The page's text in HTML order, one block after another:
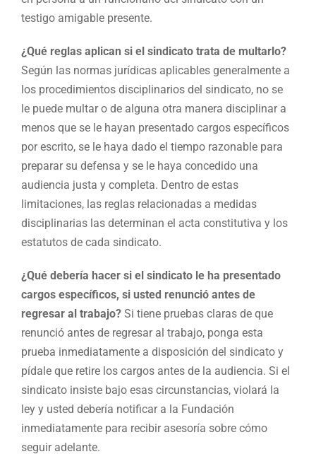
testigo amigable presente.
¿Qué reglas aplican si el sindicato trata de multarlo?
Según las normas jurídicas aplicables generalmente a
los procedimientos disciplinarios del sindicato, no se
le puede multar o de alguna otra manera disciplinar a
menos que se le hayan presentado cargos específicos
por escrito, se le haya dado el tiempo razonable para
preparar su defensa y se le haya concedido una
audiencia justa y completa. Dentro de estas
limitaciones, las reglas relacionadas a medidas
disciplinarias las determinan el acta constitutiva y los
estatutos de cada sindicato.
¿Qué debería hacer si el sindicato le ha presentado
cargos específicos, si usted renunció antes de
regresar al trabajo? Si tiene pruebas claras de que
renunció antes de regresar al trabajo, ponga esta
prueba inmediatamente a disposición del sindicato y
pídale que retire los cargos antes de la audiencia. Si el
sindicato insiste bajo esas circunstancias, violará la
ley y usted debería notificar a la Fundación
inmediatamente para recibir asesoría sobre cómo
seguir adelante.